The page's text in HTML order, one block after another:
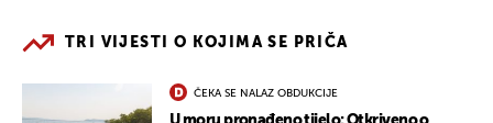
TRI VIJESTI O KOJIMA SE PRIČA
ČEKA SE NALAZ OBDUKCIJE